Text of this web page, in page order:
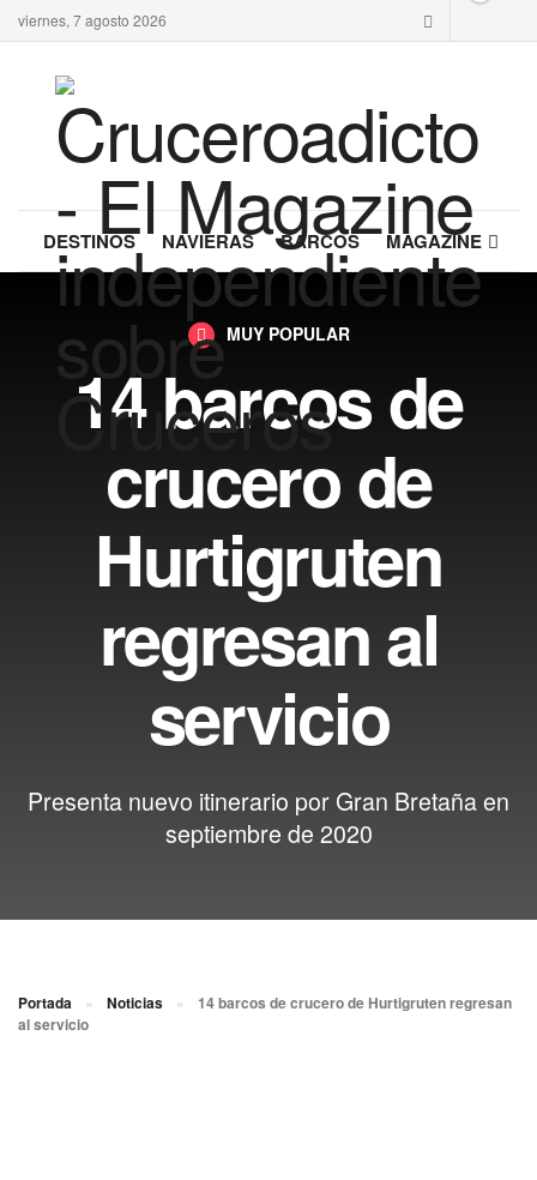
viernes, 7 agosto 2026
DESTINOS NAVIERAS BARCOS MAGAZINE
MUY POPULAR
14 barcos de
crucero de
Hurtigruten
regresan al
servicio
Presenta nuevo itinerario por Gran Bretaña en
septiembre de 2020
Portada » Noticias »
14 barcos de crucero de Hurtigruten regresan
al servicio